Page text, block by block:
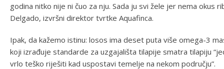
godina nitko nije ni čuo za nju. Sada ju svi žele jer nema okus
Delgado, izvršni direktor tvrtke Aquafinca.
Ipak, da kažemo istinu: losos ima deset puta više omega-3
koji izrađuje standarde za uzgajališta tilapije smatra tilapiju
vrlo teško riješiti kad uspostavi temelje na nekom području”.